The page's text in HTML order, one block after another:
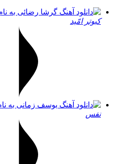
کبوتر امّید
نفس